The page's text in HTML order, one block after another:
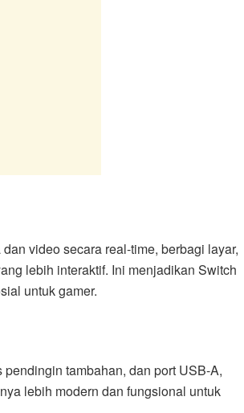
video secara real-time, berbagi layar,
lebih interaktif. Ini menjadikan Switch
untuk gamer.
tambahan, dan port USB-A,
lebih modern dan fungsional untuk